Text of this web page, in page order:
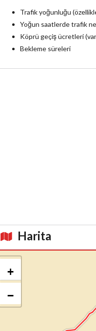
Trafik yoğunluğu
Yoğun saatlerde trafik
Köprü geçiş ücretleri
Bekleme süreleri
Harita
Kroki
+
−